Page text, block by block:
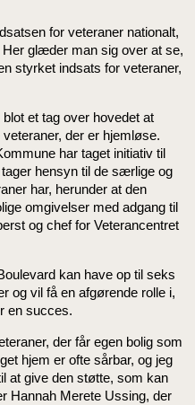
for veteraner nationalt,
glæder man sig over at se,
styrket indsats for veteraner,
et tag over hovedet at
der er hjemløse.
har taget initiativ til
hensyn til de særlige og
har, herunder at den
omgivelser med adgang til
og chef for Veterancentret
kan have op til seks
og vil få en afgørende rolle i,
en succes.
der får egen bolig som
hjem er ofte sårbar, og jeg
at give den støtte, som kan
Hannah Merete Ussing, der